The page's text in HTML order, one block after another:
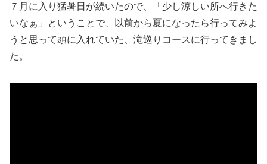
７月に入り猛暑日が続いたので、「少し涼しい所へ行きた
いなぁ」ということで、以前から夏になったら行ってみよ
うと思って頭に入れていた、滝巡りコースに行ってきまし
た。